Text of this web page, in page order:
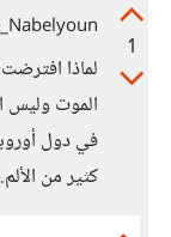
1
لماذا
الموت وليس
في دول
كثير من الألم.